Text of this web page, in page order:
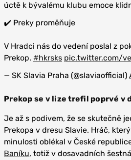
úctě k bývalému klubu emoce
✔️ Preky proměňuje
V Hradci nás do vedení poslal z
Prekop. #hkrsks pic.twitter.com/
— SK Slavia Praha (@slaviaofficial)
Prekop se v lize trefil poprvé v
Je až s podivem, že se skutečně
Prekopa v dresu Slavie. Hráč,
minulosti oblékal v České
Baníku, totiž v dosavadních